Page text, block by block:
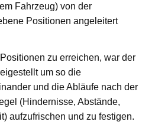
Fahrzeug) von der
Positionen angeleitert
zu erreichen, war der
um so die
und die Abläufe nach der
(Hindernisse, Abstände,
aufzufrischen und zu festigen.